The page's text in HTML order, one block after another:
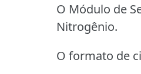
O Módulo de
Nitrogênio.
O formato de